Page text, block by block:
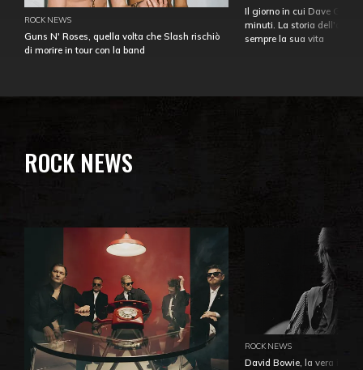
ROCK NEWS
Guns N' Roses, quella volta che Slash rischiò
di morire in tour con la band
Il giorno in cui Dave
minuti. La storia
sempre la sua vita
ROCK NEWS
ROCK NEWS
David Bowie, la vera